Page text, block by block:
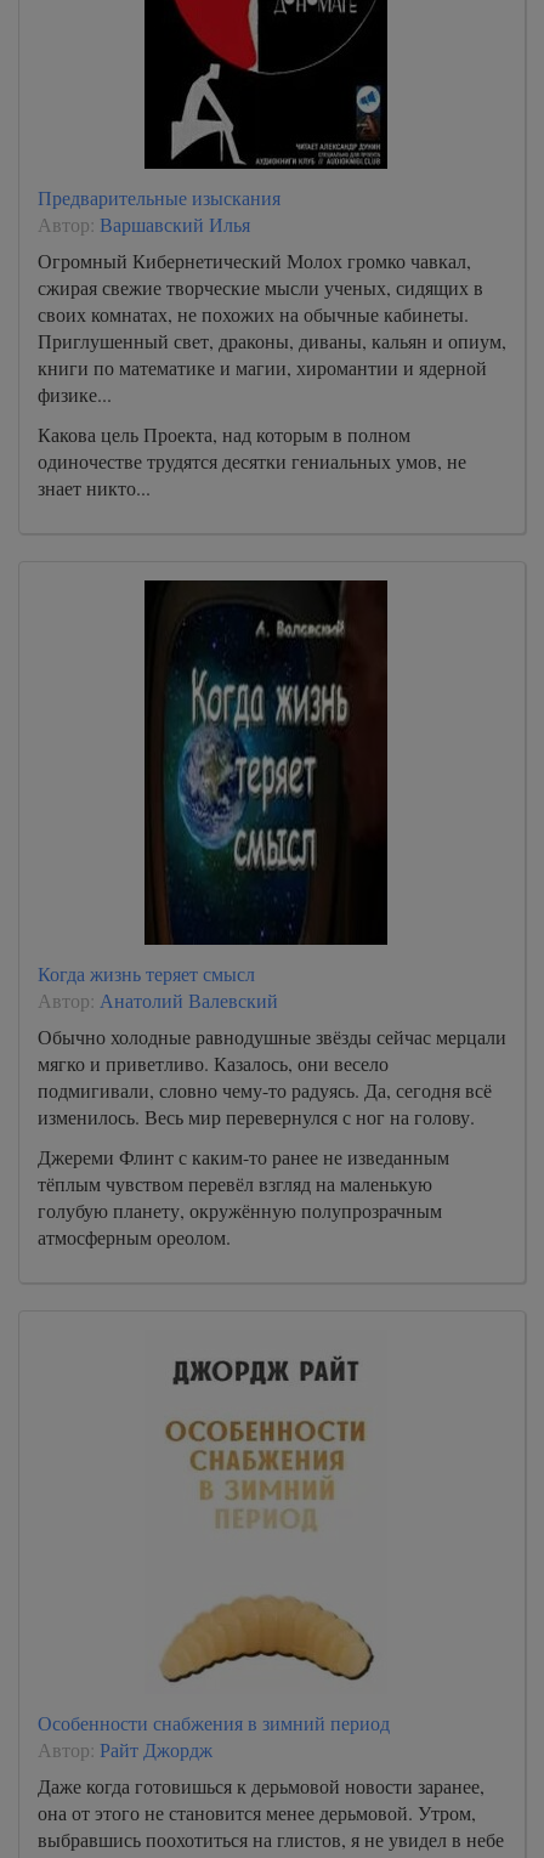
Предварительные изыскания
Автор: Варшавский Илья
Огромный Кибернетический Молох громко чавкал,
сжирая свежие творческие мысли ученых, сидящих в
своих комнатах, не похожих на обычные кабинеты.
Приглушенный свет, драконы, диваны, кальян и опиум,
книги по математике и магии, хиромантии и ядерной
физике...
Какова цель Проекта, над которым в полном
одиночестве трудятся десятки гениальных умов, не
знает никто...
Когда жизнь теряет смысл
Автор: Анатолий Валевский
Обычно холодные равнодушные звёзды сейчас мерцали
мягко и приветливо. Казалось, они весело
подмигивали, словно чему-то радуясь. Да, сегодня всё
изменилось. Весь мир перевернулся с ног на голову.
Джереми Флинт с каким-то ранее не изведанным
тёплым чувством перевёл взгляд на маленькую
голубую планету, окружённую полупрозрачным
атмосферным ореолом.
Особенности снабжения в зимний период
Автор: Райт Джордж
Даже когда готовишься к дерьмовой новости заранее,
она от этого не становится менее дерьмовой. Утром,
выбравшись поохотиться на глистов, я не увидел в небе